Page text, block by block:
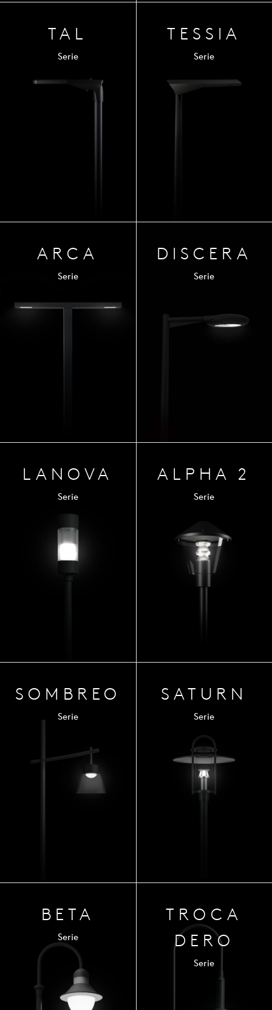
TAL
Serie
TESSIA
Serie
ARCA
Serie
DISCERA
Serie
LANOVA
Serie
ALPHA 2
Serie
SOM BREO
Serie
SATURN
Serie
BETA
Serie
TROCA
DERO
Serie